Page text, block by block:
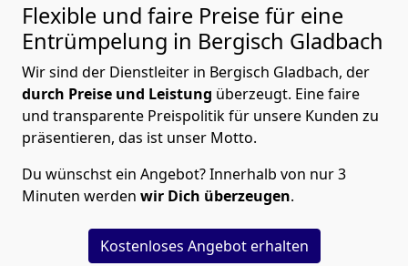
Flexible und faire Preise für eine
Entrümpelung in Bergisch Gladbach
Wir sind der Dienstleiter in Bergisch Gladbach, der
durch Preise und Leistung überzeugt. Eine faire
und transparente Preispolitik für unsere Kunden zu
präsentieren, das ist unser Motto.
Du wünschst ein Angebot? Innerhalb von nur 3
Minuten werden wir Dich überzeugen.
Kostenloses Angebot erhalten